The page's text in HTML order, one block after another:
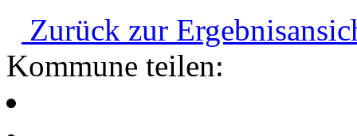
Zurück zur
Kommune teilen: